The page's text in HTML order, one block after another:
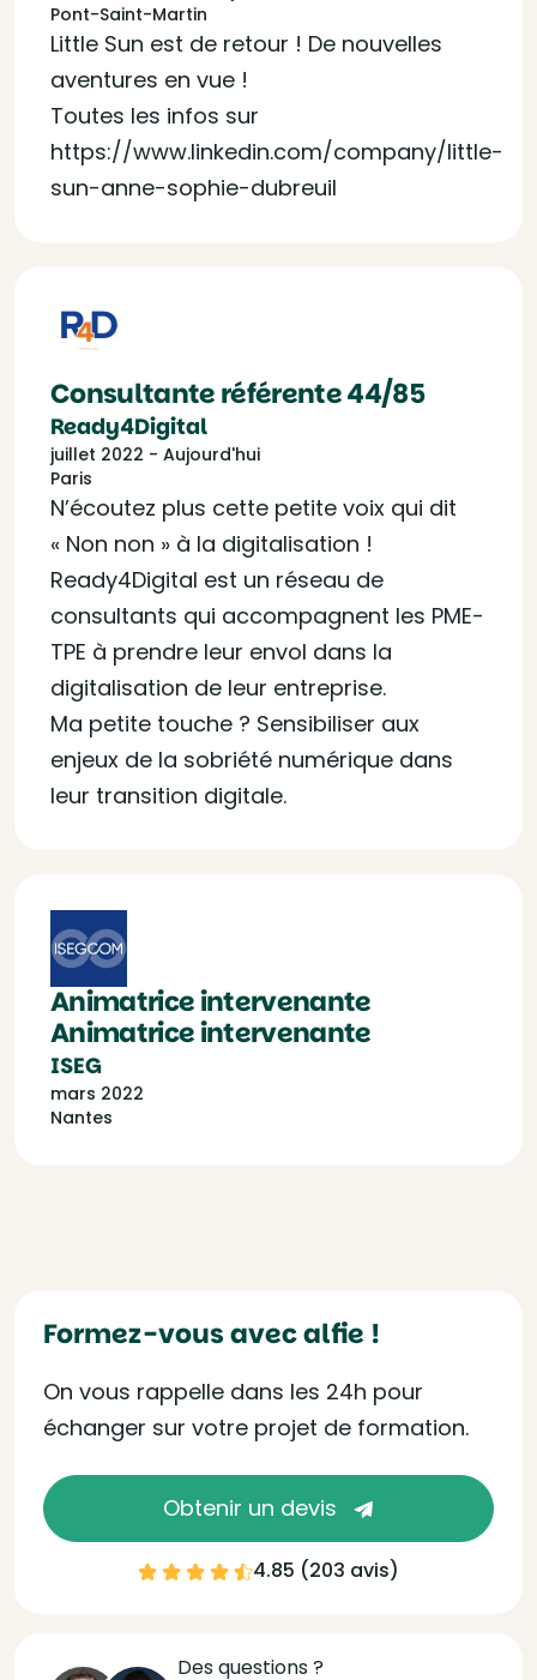
Pont-Saint-Martin
Little Sun est de retour ! De nouvelles
aventures en vue !
Toutes les infos sur
https://www.linkedin.com/company/little-
sun-anne-sophie-dubreuil
Consultante référente 44/85
Ready4Digital
juillet 2022 - Aujourd'hui
Paris
N’écoutez plus cette petite voix qui dit
« Non non » à la digitalisation !
Ready4Digital est un réseau de
consultants qui accompagnent les PME-
TPE à prendre leur envol dans la
digitalisation de leur entreprise.
Ma petite touche ? Sensibiliser aux
enjeux de la sobriété numérique dans
leur transition digitale.
Animatrice intervenante
Animatrice intervenante
ISEG
mars 2022
Nantes
Formez-vous avec alfie !
On vous rappelle dans les 24h pour
échanger sur votre projet de formation.
Obtenir un devis
4.85 (203 avis)
Des questions ?